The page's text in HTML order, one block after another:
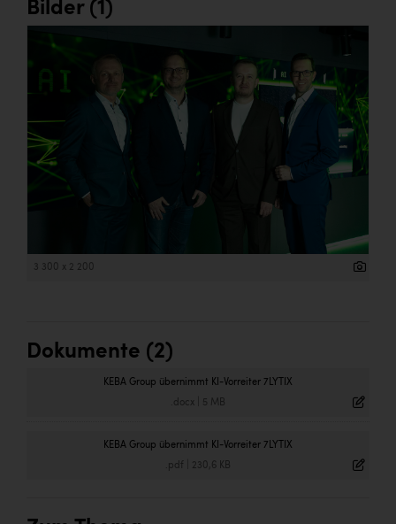
Bilder (1)
3 300 x 2 200
Dokumente (2)
KEBA Group übernimmt KI-Vorreiter 7LYTIX
.docx 5 MB
KEBA Group übernimmt KI-Vorreiter 7LYTIX
.pdf 230,6 KB